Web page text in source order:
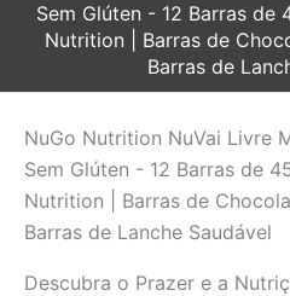
Sem Glúten - 12 Barras de
Nutrition | Barras de
Barras de
NuGo Nutrition NuVai Livre
Sem Glúten - 12 Barras de
Nutrition | Barras de
Barras de Lanche Saudável
Descubra o Prazer e a